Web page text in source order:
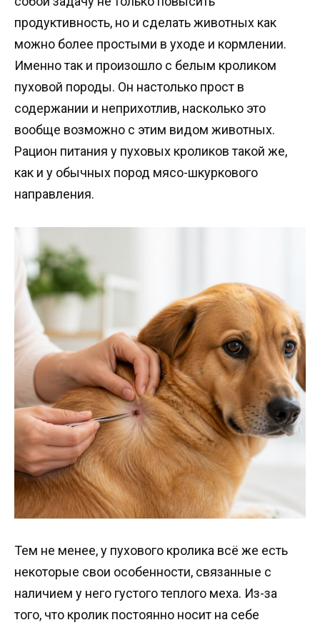
продуктивность, но и сделать животных как
можно более простыми в уходе и кормлении.
Именно так и произошло с белым кроликом
пуховой породы. Он настолько прост в
содержании и неприхотлив, насколько это
вообще возможно с этим видом животных.
Рацион питания у пуховых кроликов такой же,
как и у обычных пород мясо-шкуркового
направления.
Тем не менее, у пухового кролика всё же есть
некоторые свои особенности, связанные с
наличием у него густого теплого меха. Из-за
того, что кролик постоянно носит на себе